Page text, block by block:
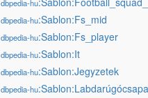
dbpedia-hu
dbpedia-hu:Sablon:Fs_mid
dbpedia-hu:Sablon:Fs_player
dbpedia-hu:Sablon:It
dbpedia-hu:Sablon:Jegyzetek
dbpedia-hu